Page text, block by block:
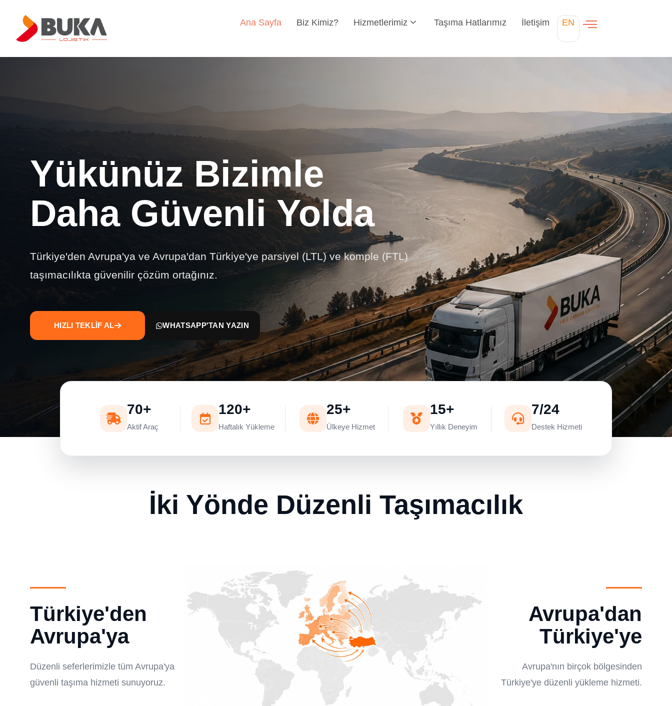
Ana Sayfa Biz Kimiz? Hizmetlerimiz Taşıma Hatlarımız İletişim EN
Yükünüz Bizimle
Daha Güvenli Yolda
Türkiye'den Avrupa'ya ve Avrupa'dan Türkiye'ye parsiyel (LTL) ve komple (FTL)
taşımacılıkta güvenilir çözüm ortağınız.
HIZLI TEKLİF AL WHATSAPP'TAN YAZIN
70+
Aktif Araç
120+
Haftalık Yükleme
25+
Ülkeye Hizmet
15+
Yıllık Deneyim
7/24
Destek Hizmeti
İki Yönde Düzenli Taşımacılık
Türkiye'den
Avrupa'ya
Düzenli seferlerimizle tüm Avrupa'ya
güvenli taşıma hizmeti sunuyoruz.
Avrupa'dan
Türkiye'ye
Avrupa'nın birçok bölgesinden
Türkiye'ye düzenli yükleme hizmeti.